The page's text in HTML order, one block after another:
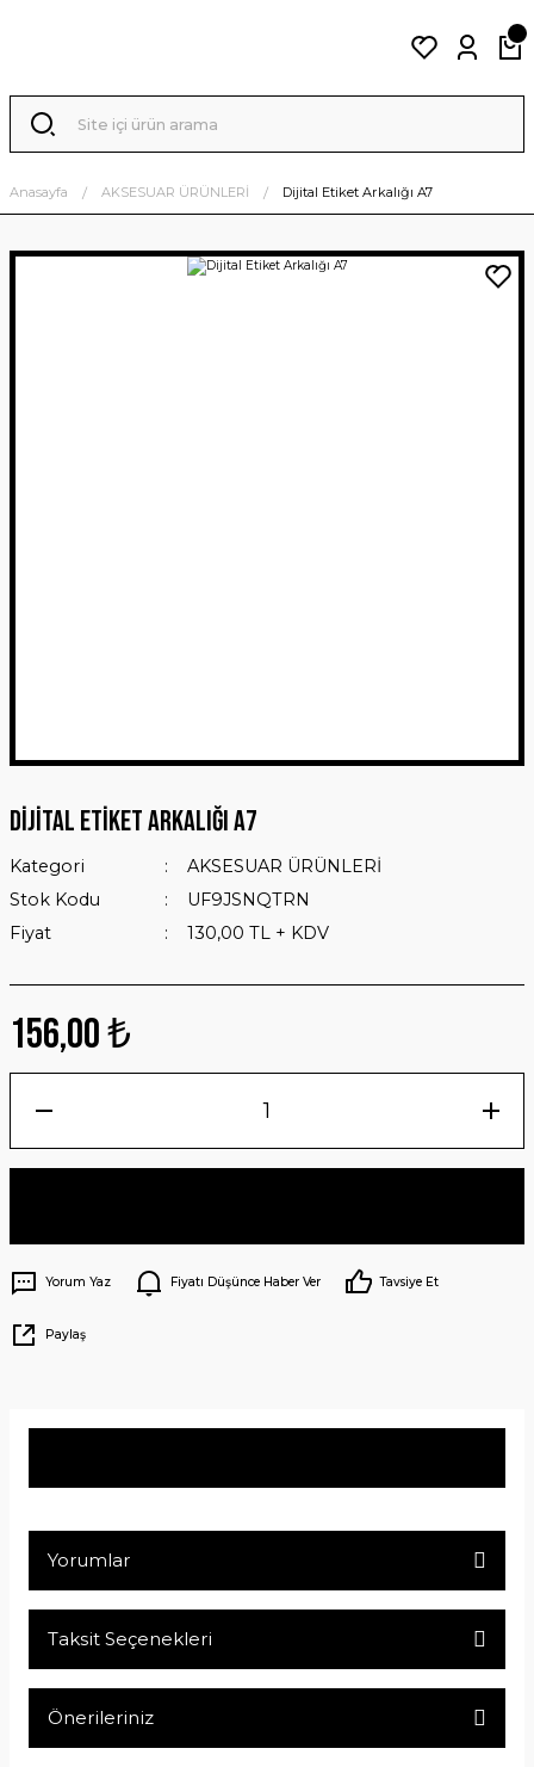
Anasayfa AKSESUAR ÜRÜNLERİ Dijital Etiket Arkalığı A7
Dijital Etiket Arkalığı A7
Kategori
AKSESUAR ÜRÜNLERİ
Stok Kodu
UF9JSNQTRN
Fiyat
130,00 TL + KDV
156,00 ₺
Yorum Yaz Fiyatı Düşünce Haber Ver Tavsiye Et
Paylaş
Yorumlar
Taksit Seçenekleri
Önerileriniz